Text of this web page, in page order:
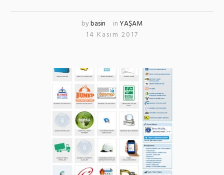
bybasin inYAŞAM
14 Kasım 2017